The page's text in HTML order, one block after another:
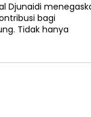
Djunaidi
bagi
Tidak hanya